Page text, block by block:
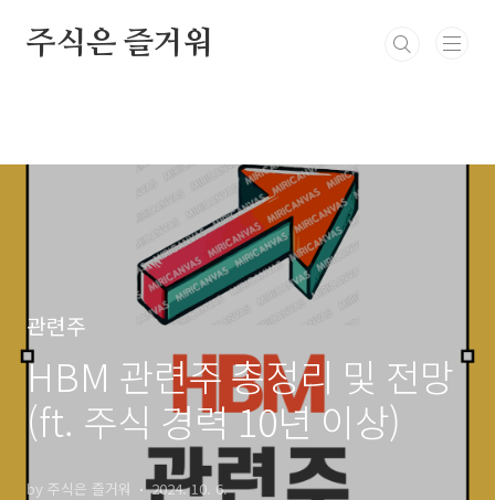
주식은 즐거워
관련주
HBM 관련주 총정리 및 전망
(ft. 주식 경력 10년 이상)
by 주식은 즐거워 2024. 10. 6.